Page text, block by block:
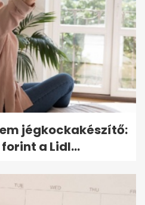
jégkockakészítő:
a Lidl...